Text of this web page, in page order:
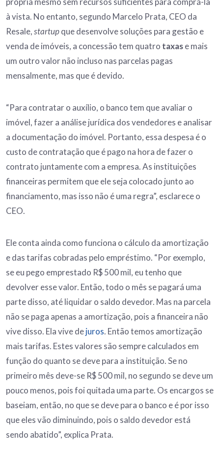
à vista. No entanto, segundo Marcelo Prata, CEO da
Resale,startupque desenvolve soluções para gestão e
venda de imóveis, a concessão tem quatro taxase mais
um outro valor não incluso nas parcelas pagas
mensalmente, mas que é devido.
“Para contratar o auxílio, o banco tem que avaliar o
imóvel, fazer a análise jurídica dos vendedores e analisar
a documentação do imóvel. Portanto, essa despesa é o
custo de contratação que é pago na hora de fazer o
contrato juntamente com a empresa. As instituições
financeiras permitem que ele seja colocado junto ao
financiamento, mas isso não é uma regra”, esclarece o
CEO.
Ele conta ainda como funciona o cálculo da amortização
e das tarifas cobradas pelo empréstimo. “Por exemplo,
se eu pego emprestado R$ 500 mil, eu tenho que
devolver esse valor. Então, todo o mês se pagará uma
parte disso, até liquidar o saldo devedor. Mas na parcela
não se paga apenas a amortização, pois a financeira não
vive disso. Ela vive dejuros. Então temos amortização
mais tarifas. Estes valores são sempre calculados em
função do quanto se deve para a instituição. Se no
primeiro mês deve-se R$ 500 mil, no segundo se deve um
pouco menos, pois foi quitada uma parte. Os encargos se
baseiam, então, no que se deve para o banco e é por isso
que eles vão diminuindo, pois o saldo devedor está
sendo abatido”, explica Prata.